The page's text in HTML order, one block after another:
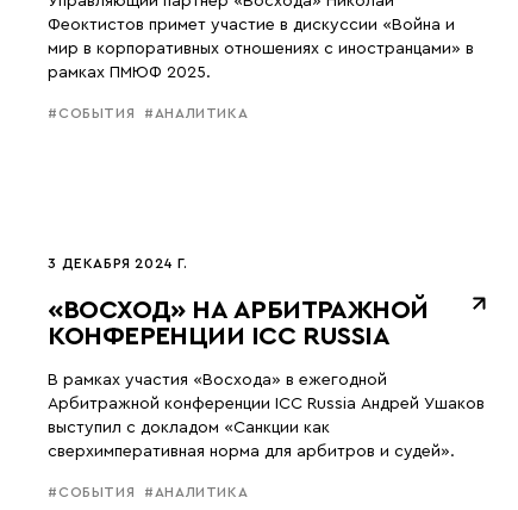
Феоктистов примет участие в дискуссии «Война и
мир в корпоративных отношениях с иностранцами» в
рамках ПМЮФ 2025.
#СОБЫТИЯ #АНАЛИТИКА
3 ДЕКАБРЯ 2024 Г.
«ВОСХОД» НА АРБИТРАЖНОЙ
КОНФЕРЕНЦИИ ICC RUSSIA
В рамках участия «Восхода» в ежегодной
Арбитражной конференции ICC Russia Андрей Ушаков
выступил с докладом «Санкции как
сверхимперативная норма для арбитров и судей».
#СОБЫТИЯ #АНАЛИТИКА